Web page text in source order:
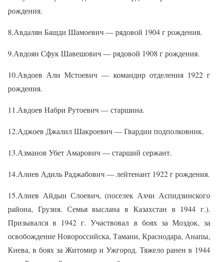
рождения.
8.Авдалян Башди Шамоевич — рядовой 1904 г рождения.
9.Авдоян Сфук Шавешович — рядовой 1908 г рождения.
10.Авдоев Али Мстоевич — командир отделения 1922 г
рождения.
11.Авдоев Набри Рутоевич — старшина.
12.Аджоев Джалил Шакроевич — Гвардии подполковник.
13.Азманов Убет Амарович — старший сержант.
14.Алиев Адиль Раджабович — лейтенант 1922 г рождения.
15.Алиев Айдын Слоевич, (поселек Ахчи Аспидзинского
района, Грузия. Семья выслана в Казахстан в 1944 г.).
Призывался в 1942 г. Участвовал в боях за Моздок, за
освобождение Новороссийска, Тамани, Краснодара, Анапы,
Киева, в боях за Житомир и Ужгород. Тяжело ранен в 1944